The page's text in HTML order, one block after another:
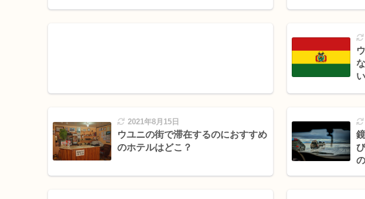
2021年8月15日
ウユニの街で滞在するのにおすすめ
のホテルはどこ？